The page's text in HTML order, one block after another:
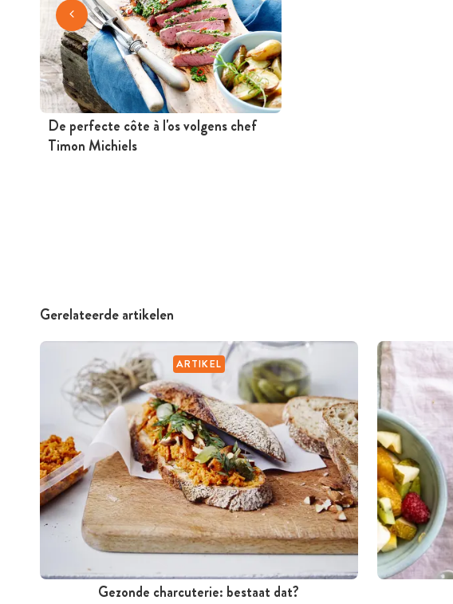
De perfecte côte à l'os volgens chef
Timon Michiels
Gerelateerde artikelen
ARTIKEL
Gezonde charcuterie: bestaat dat?